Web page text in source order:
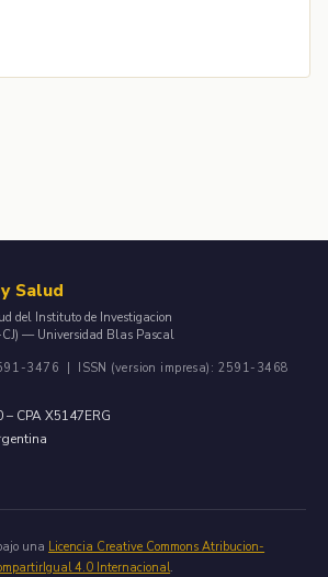
Salud
del Instituto de Investigacion
— Universidad Blas Pascal
3476 | ISSN (version impresa): 2591-3468
CPA X5147ERG
una Licencia Creative Commons Atribucion-
4.0 Internacional.